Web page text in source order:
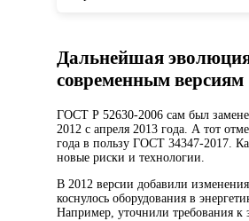
Дальнейшая
современным версиям
ГОСТ Р 52630-2006 сам был
2012 с апреля 2013 года. А тот
года в пользу ГОСТ 34347-2017.
новые риски и технологии.
В 2012 версии добавили
коснулось оборудования в
Например, уточнили требования к